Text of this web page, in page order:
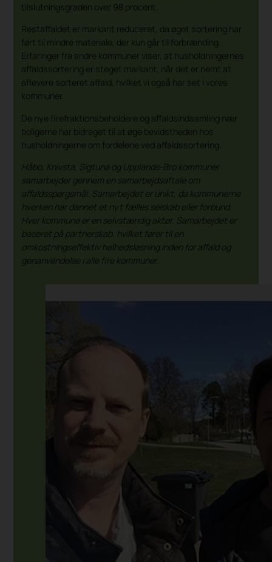
tilslutningsgraden over 98 procent.
Restaffaldet er markant reduceret, da øget sortering har
ført til mindre materiale, der kun går til forbrænding.
Erfaringer fra andre kommuner viser, at husholdningernes
affaldssortering er steget markant, når det er nemt at
aflevere sorteret affald, hvilket vi også har set i vores
kommuner.
De nye firefraktionsbeholdere og affaldsindsamling nær
boligerne har bidraget til at øge bevidstheden hos
husholdningerne om fordelene ved affaldssortering.
Håbo, Knivsta, Sigtuna og Upplands-Bro kommuner
samarbejder gennem en samarbejdsaftale om
affaldsspørgsmål. Samarbejdet er unikt, da kommunerne
hverken har dannet et nyt fælles selskab eller forbund.
Hver kommune er en selvstændig aktør. Samarbejdet er
baseret på partnerskab, hvilket fører til en
omkostningseffektiv helhedsløsning inden for affald og
genanvendelse i alle fire kommuner.